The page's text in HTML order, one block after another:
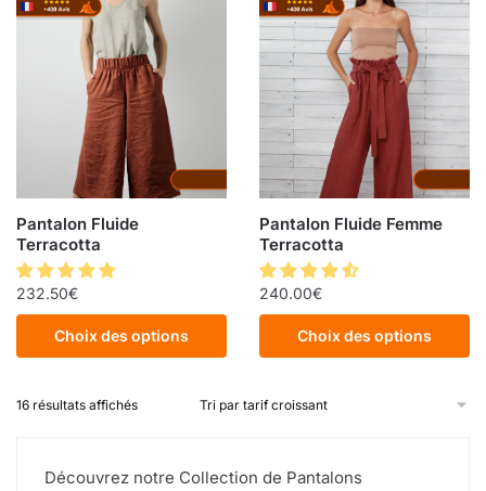
Pantalon Fluide
Terracotta
232.50€
Choix des options
Pantalon Fluide Femme
Terracotta
240.00€
Choix des options
16 résultats affichés
Découvrez notre Collection de Pantalons